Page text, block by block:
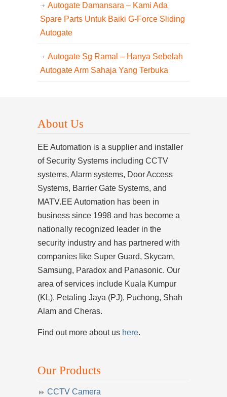
Autogate Damansara – Kami Ada
Spare Parts Untuk Baiki G-Force Sliding
Autogate
Autogate Sg Ramal – Hanya Sebelah
Autogate Arm Sahaja Yang Terbuka
About Us
EE Automation is a supplier and installer
of Security Systems including CCTV
systems, Alarm systems, Door Access
Systems, Barrier Gate Systems, and
MATV.EE Automation has been in
business since 1998 and has become a
nationally recognized leader in the
security industry and has partnered with
companies like Super Guard, Skycam,
Samsung, Paradox and Panasonic. Our
area of services include Kuala Kumpur
(KL), Petaling Jaya (PJ), Puchong, Shah
Alam and Cheras.
Find out more about us here.
Our Products
CCTV Camera